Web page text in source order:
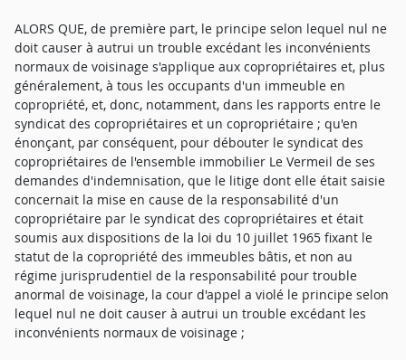
ALORS QUE, de première part, le principe selon lequel nul ne
doit causer à autrui un trouble excédant les inconvénients
normaux de voisinage s'applique aux copropriétaires et, plus
généralement, à tous les occupants d'un immeuble en
copropriété, et, donc, notamment, dans les rapports entre le
syndicat des copropriétaires et un copropriétaire ; qu'en
énonçant, par conséquent, pour débouter le syndicat des
copropriétaires de l'ensemble immobilier Le Vermeil de ses
demandes d'indemnisation, que le litige dont elle était saisie
concernait la mise en cause de la responsabilité d'un
copropriétaire par le syndicat des copropriétaires et était
soumis aux dispositions de la loi du 10 juillet 1965 fixant le
statut de la copropriété des immeubles bâtis, et non au
régime jurisprudentiel de la responsabilité pour trouble
anormal de voisinage, la cour d'appel a violé le principe selon
lequel nul ne doit causer à autrui un trouble excédant les
inconvénients normaux de voisinage ;